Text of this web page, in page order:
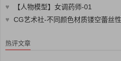
♥
【人物模型】女调药师-01
♥ CG艺术社-不同颜色材质镂空蕾丝性感短裙3D模型库CG
热评文章